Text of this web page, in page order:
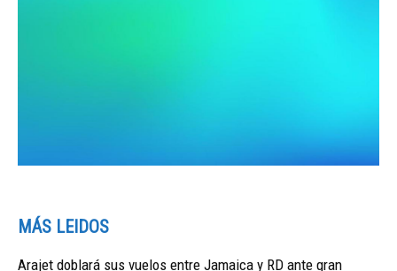
MÁS LEIDOS
Arajet doblará sus vuelos entre Jamaica y RD ante gran